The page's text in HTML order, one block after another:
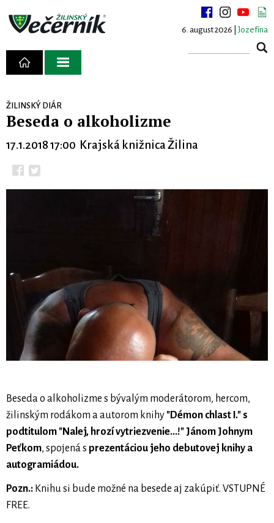
6. august 2026 | Jozefína
ŽILINSKÝ DIÁR
Beseda o alkoholizme
17.1.2018 17:00 Krajská knižnica Žilina
Beseda o alkoholizme s bývalým moderátorom, hercom,
žilinským rodákom a autorom knihy "Démon chlast I." s
podtitulom "Nalej, hrozí vytriezvenie...!" Jánom Johnym
Peťkom, spojená s prezentáciou jeho debutovej knihy a
autogramiádou.
Pozn.: Knihu si bude možné na besede aj zakúpiť. VSTUPNÉ
FREE.